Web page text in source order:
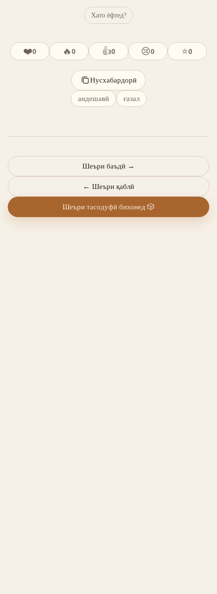
Хато ёфтед?
❤️0 🔥0 👍0 😢0 ⭐0
Нусхабардорӣ
андешавӣ ғазал
← Шеъри қаблӣ
Шеъри баъдӣ →
Шеъри тасодуфӣ бихонед 🎲